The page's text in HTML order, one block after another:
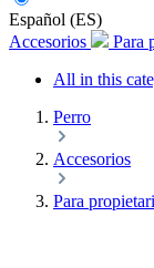
Español (ES)
Accesorios
Para
All in this
Perro
Accesorios
Para